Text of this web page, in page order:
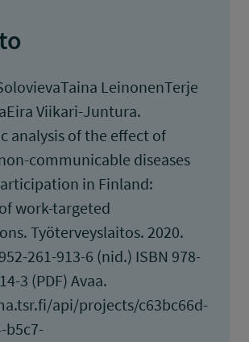
LeinonenTerje
Viikari-Juntura.
analysis of the effect of
communicable diseases
in Finland:
work-targeted
Työterveyslaitos. 2020.
261-913-6 (nid.) ISBN 978-
3 (PDF) Avaa.
api/projects/c63bc66d-
b5c7-